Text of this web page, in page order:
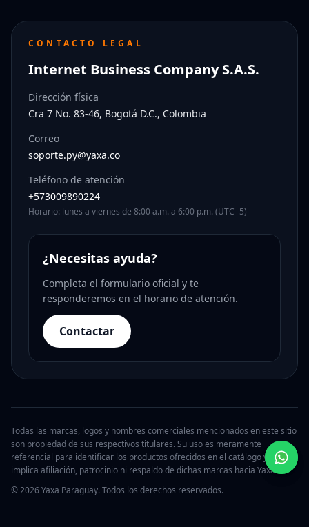
CONTACTO LEGAL
Internet Business Company S.A.S.
Dirección física
Cra 7 No. 83-46, Bogotá D.C., Colombia
Correo
soporte.py@yaxa.co
Teléfono de atención
+573009890224
Horario: lunes a viernes de 8:00 a.m. a 6:00 p.m. (UTC -5)
¿Necesitas ayuda?
Completa el formulario oficial y te
responderemos en el horario de atención.
Contactar
Todas las marcas, logos y nombres comerciales mencionados en este sitio
son propiedad de sus respectivos titulares. Su uso es meramente
referencial para identificar los productos ofrecidos en el catálogo y no
implica afiliación, patrocinio ni respaldo de dichas marcas hacia Yaxa.
© 2026 Yaxa Paraguay. Todos los derechos reservados.